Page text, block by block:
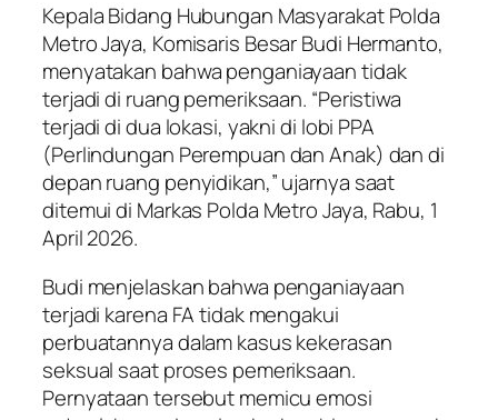
Kepala Bidang Hubungan Masyarakat Polda
Metro Jaya, Komisaris Besar Budi Hermanto,
menyatakan bahwa penganiayaan tidak
terjadi di ruang pemeriksaan. “Peristiwa
terjadi di dua lokasi, yakni di lobi PPA
(Perlindungan Perempuan dan Anak) dan di
depan ruang penyidikan,” ujarnya saat
ditemui di Markas Polda Metro Jaya, Rabu, 1
April 2026.
Budi menjelaskan bahwa penganiayaan
terjadi karena FA tidak mengakui
perbuatannya dalam kasus kekerasan
seksual saat proses pemeriksaan.
Pernyataan tersebut memicu emosi